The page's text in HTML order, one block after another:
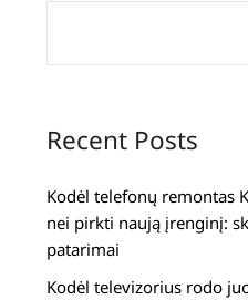
Recent Posts
Kodėl telefonų remontas
nei pirkti naują įrenginį:
patarimai
Kodėl televizorius rodo